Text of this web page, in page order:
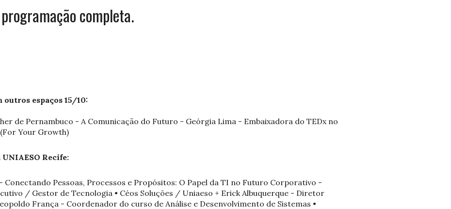
completa.
outros espaços 15/10:
de Pernambuco - A Comunicação do Futuro - Geórgia Lima - Embaixadora do TEDx no
Your Growth)
Recife:
- Conectando Pessoas, Processos e Propósitos: O Papel da TI no Futuro Corporativo -
/ Gestor de Tecnologia • Céos Soluções / Uniaeso + Erick Albuquerque - Diretor
França - Coordenador do curso de Análise e Desenvolvimento de Sistemas •